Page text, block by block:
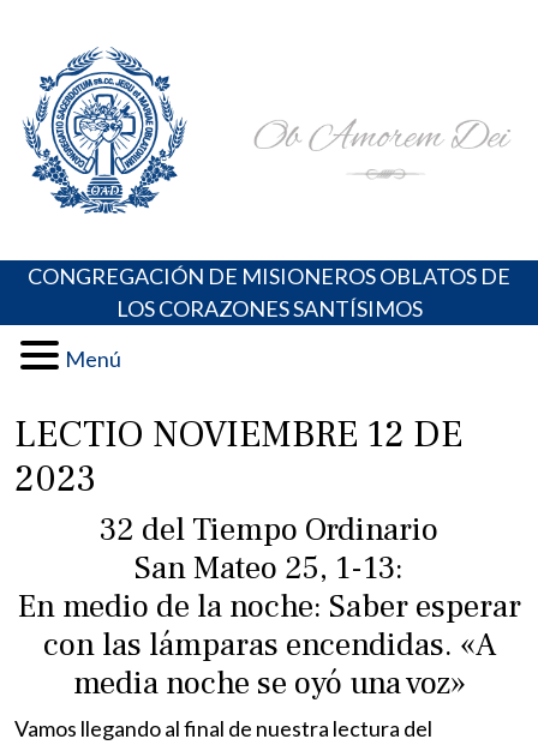
content
Portal de los Padres Oblatos. Advocaciones Marianas,
Oraciones, Música religiosa y más
CONGREGACIÓN DE MISIONEROS OBLATOS DE
LOS CORAZONES SANTÍSIMOS
Menú
LECTIO NOVIEMBRE 12 DE
2023
32 del Tiempo Ordinario
San Mateo 25, 1-13:
En medio de la noche: Saber esperar
con las lámparas encendidas. «A
media noche se oyó una voz»
Vamos llegando al final de nuestra lectura del